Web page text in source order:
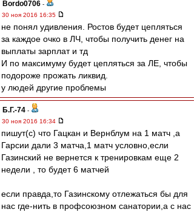
Bordo0706 -
30 ноя 2016 16:35
не понял удивления. Ростов будет цепляться
за каждое очко в ЛЧ, чтобы получить денег на
выплаты зарплат и тд
И по максимуму будет цепляться за ЛЕ, чтобы
подороже прожать ликвид.
у людей другие проблемы
Б.Г.-74 -
30 ноя 2016 16:34
пишут(с) что Гацкан и Вернблум на 1 матч ,а
Гарсии дали 3 матча,1 матч условно,если
Газинский не вернется к тренировкам еще 2
недели , то будет 6 матчей
если правда,то Газинскому отлежаться бы для
нас где-нить в профсоюзном санатории,а с нас